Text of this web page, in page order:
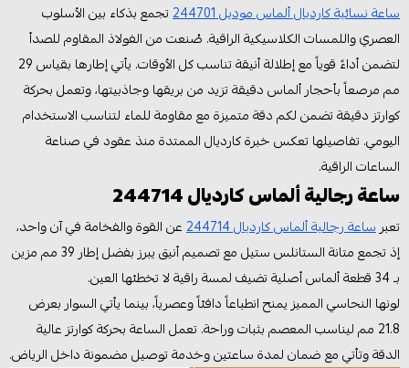
ساعة نسائية كارديال ألماس موديل 244701
تجمع بذكاء بين الأسلوب
العصري واللمسات الكلاسيكية الراقية. صُنعت من الفولاذ المقاوم للصدأ
لتضمن أداءً قوياً مع إطلالة أنيقة تناسب كل الأوقات. يأتي إطارها بقياس 29
مم مرصعاً بأحجار ألماس دقيقة تزيد من بريقها وجاذبيتها، وتعمل بحركة
كوارتز دقيقة تضمن لكم دقة متميزة مع مقاومة للماء لتناسب الاستخدام
اليومي. تفاصيلها تعكس خبرة كارديال الممتدة منذ عقود في صناعة
الساعات الراقية.
ساعة رجالية ألماس كارديال 244714
تعبرساعة رجالية ألماس كارديال 244714
عن القوة والفخامة في آن واحد،
إذ تجمع متانة الستانلس ستيل مع تصميم أنيق يبرز بفضل إطار 39 مم مزين
بـ 34 قطعة ألماس أصلية تضيف لمسة راقية لا تخطئها العين.
لونها النحاسي المميز يمنح انطباعاً دافئاً وعصرياً، بينما يأتي السوار بعرض
21.8 مم ليناسب المعصم بثبات وراحة. تعمل الساعة بحركة كوارتز عالية
الدقة وتأتي مع ضمان لمدة ساعتين وخدمة توصيل مضمونة داخل الرياض.